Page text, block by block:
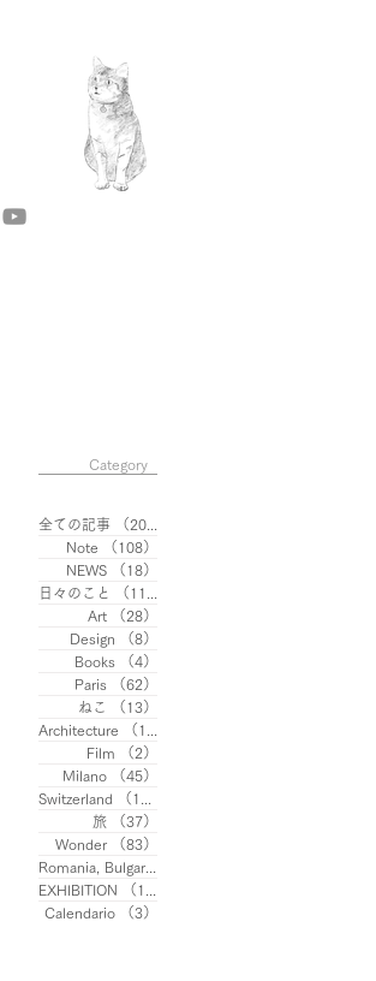
Category
全ての記事 （201）
Note
（108）
NEWS
（18）
日々のこと
（113）
Art
（28）
Design
（8）
Books
（4）
Paris
（62）
ねこ
（13）
Architecture
（10）
Film
（2）
Milano
（45）
Switzerland
（13）
旅
（37）
Wonder
（83）
EXHIBITION
（11）
Calendario
（3）